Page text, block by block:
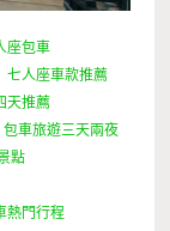
座包車
七人座車款推薦
天推薦
包車旅遊三天兩夜
點
熱門行程